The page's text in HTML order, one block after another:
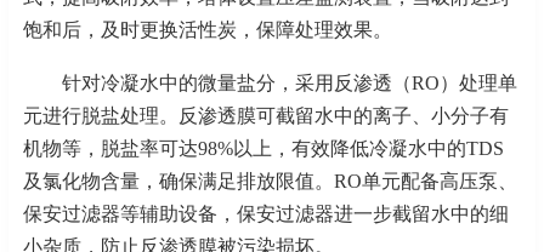
饱和后，及时更换活性炭，保障处理效果。
针对冷凝水中的微量盐分，采用反渗透（RO）处理单
元进行脱盐处理。反渗透膜可截留水中的离子、小分子有
机物等，脱盐率可达98%以上，有效降低冷凝水中的TDS
及氯化物含量，确保满足排放限值。RO单元配备高压泵、
保安过滤器等辅助设备，保安过滤器进一步截留水中的细
小杂质，防止反渗透膜被污染损坏。